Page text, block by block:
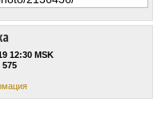
12:30 MSK
575